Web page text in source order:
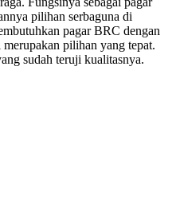
pilihan serbaguna di
pagar BRC dengan
pilihan yang tepat.
sudah teruji kualitasnya.